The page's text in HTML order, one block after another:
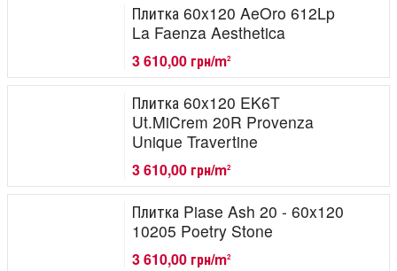
Плитка 60x120 AeOro 612Lp
La Faenza Aesthetica
3 610,00 грн/m2
Плитка 60x120 EK6T
Ut.MiCrem 20R Provenza
Unique Travertine
3 610,00 грн/m2
Плитка Piase Ash 20 - 60x120
10205 Poetry Stone
3 610,00 грн/m2